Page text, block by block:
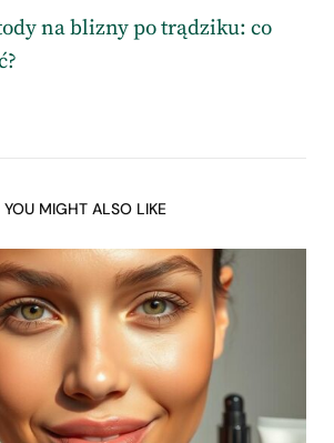
na blizny po trądziku: co
YOU MIGHT ALSO LIKE